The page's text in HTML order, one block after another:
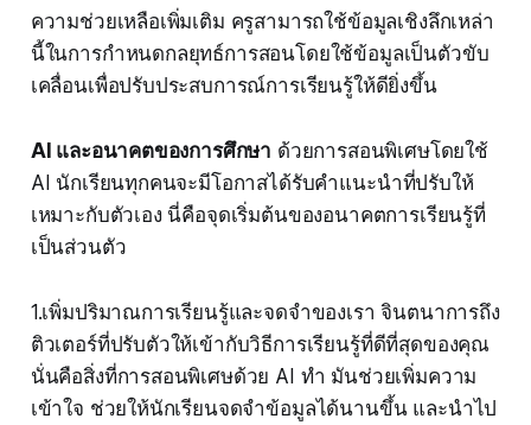
ความช่วยเหลือเพิ่มเติม ครูสามารถใช้ข้อมูลเชิงลึกเหล่า
นี้ในการกำหนดกลยุทธ์การสอนโดยใช้ข้อมูลเป็นตัวขับ
เคลื่อนเพื่อปรับประสบการณ์การเรียนรู้ให้ดียิ่งขึ้น
AI และอนาคตของการศึกษา ด้วยการสอนพิเศษโดยใช้
AI นักเรียนทุกคนจะมีโอกาสได้รับคำแนะนำที่ปรับให้
เหมาะกับตัวเอง นี่คือจุดเริ่มต้นของอนาคตการเรียนรู้ที่
เป็นส่วนตัว
1.เพิ่มปริมาณการเรียนรู้และจดจำของเรา จินตนาการถึง
ติวเตอร์ที่ปรับตัวให้เข้ากับวิธีการเรียนรู้ที่ดีที่สุดของคุณ
นั่นคือสิ่งที่การสอนพิเศษด้วย AI ทำ มันช่วยเพิ่มความ
เข้าใจ ช่วยให้นักเรียนจดจำข้อมูลได้นานขึ้น และนำไป